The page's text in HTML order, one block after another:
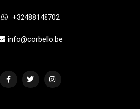
+32488148702
info@corbello.be